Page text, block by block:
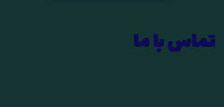
تماس با ما